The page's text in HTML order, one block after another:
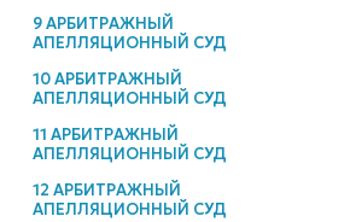
9 АРБИТРАЖНЫЙ
АПЕЛЛЯЦИОННЫЙ СУД
10 АРБИТРАЖНЫЙ
АПЕЛЛЯЦИОННЫЙ СУД
11 АРБИТРАЖНЫЙ
АПЕЛЛЯЦИОННЫЙ СУД
12 АРБИТРАЖНЫЙ
АПЕЛЛЯЦИОННЫЙ СУД